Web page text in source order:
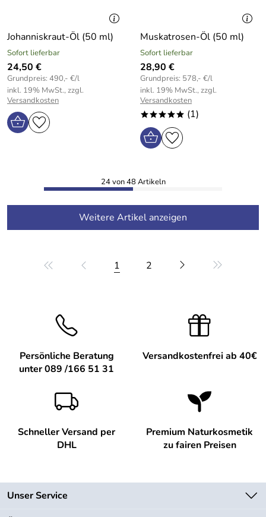
Johanniskraut-Öl (50 ml)
Sofort lieferbar
24,50 €
Grundpreis: 490,- €/l
inkl. 19% MwSt., zzgl.
Versandkosten
Muskatrosen-Öl (50 ml)
Sofort lieferbar
28,90 €
Grundpreis: 578,- €/l
inkl. 19% MwSt., zzgl.
Versandkosten
***** (1)
24 von 48 Artikeln
Weitere Artikel anzeigen
1 2
Persönliche Beratung
unter 089 /166 51 31
Versandkostenfrei ab 40€
Schneller Versand per
DHL
Premium Naturkosmetik
zu fairen Preisen
Unser Service